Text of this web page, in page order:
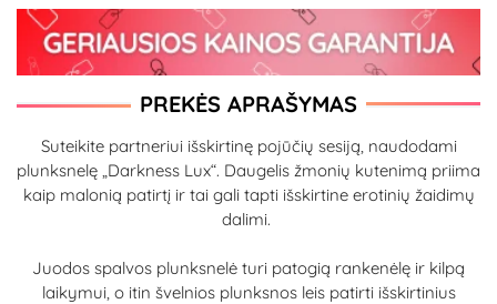
PREKĖS APRAŠYMAS
Suteikite partneriui išskirtinę pojūčių sesiją, naudodami
plunksnelę „Darkness Lux“. Daugelis žmonių kutenimą priima
kaip malonią patirtį ir tai gali tapti išskirtine erotinių žaidimų
dalimi.
Juodos spalvos plunksnelė turi patogią rankenėlę ir kilpą
laikymui, o itin švelnios plunksnos leis patirti išskirtinius